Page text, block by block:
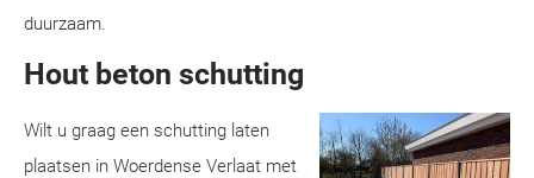
duurzaam.
Hout beton schutting
Wilt u graag een schutting laten
plaatsen in Woerdense Verlaat met